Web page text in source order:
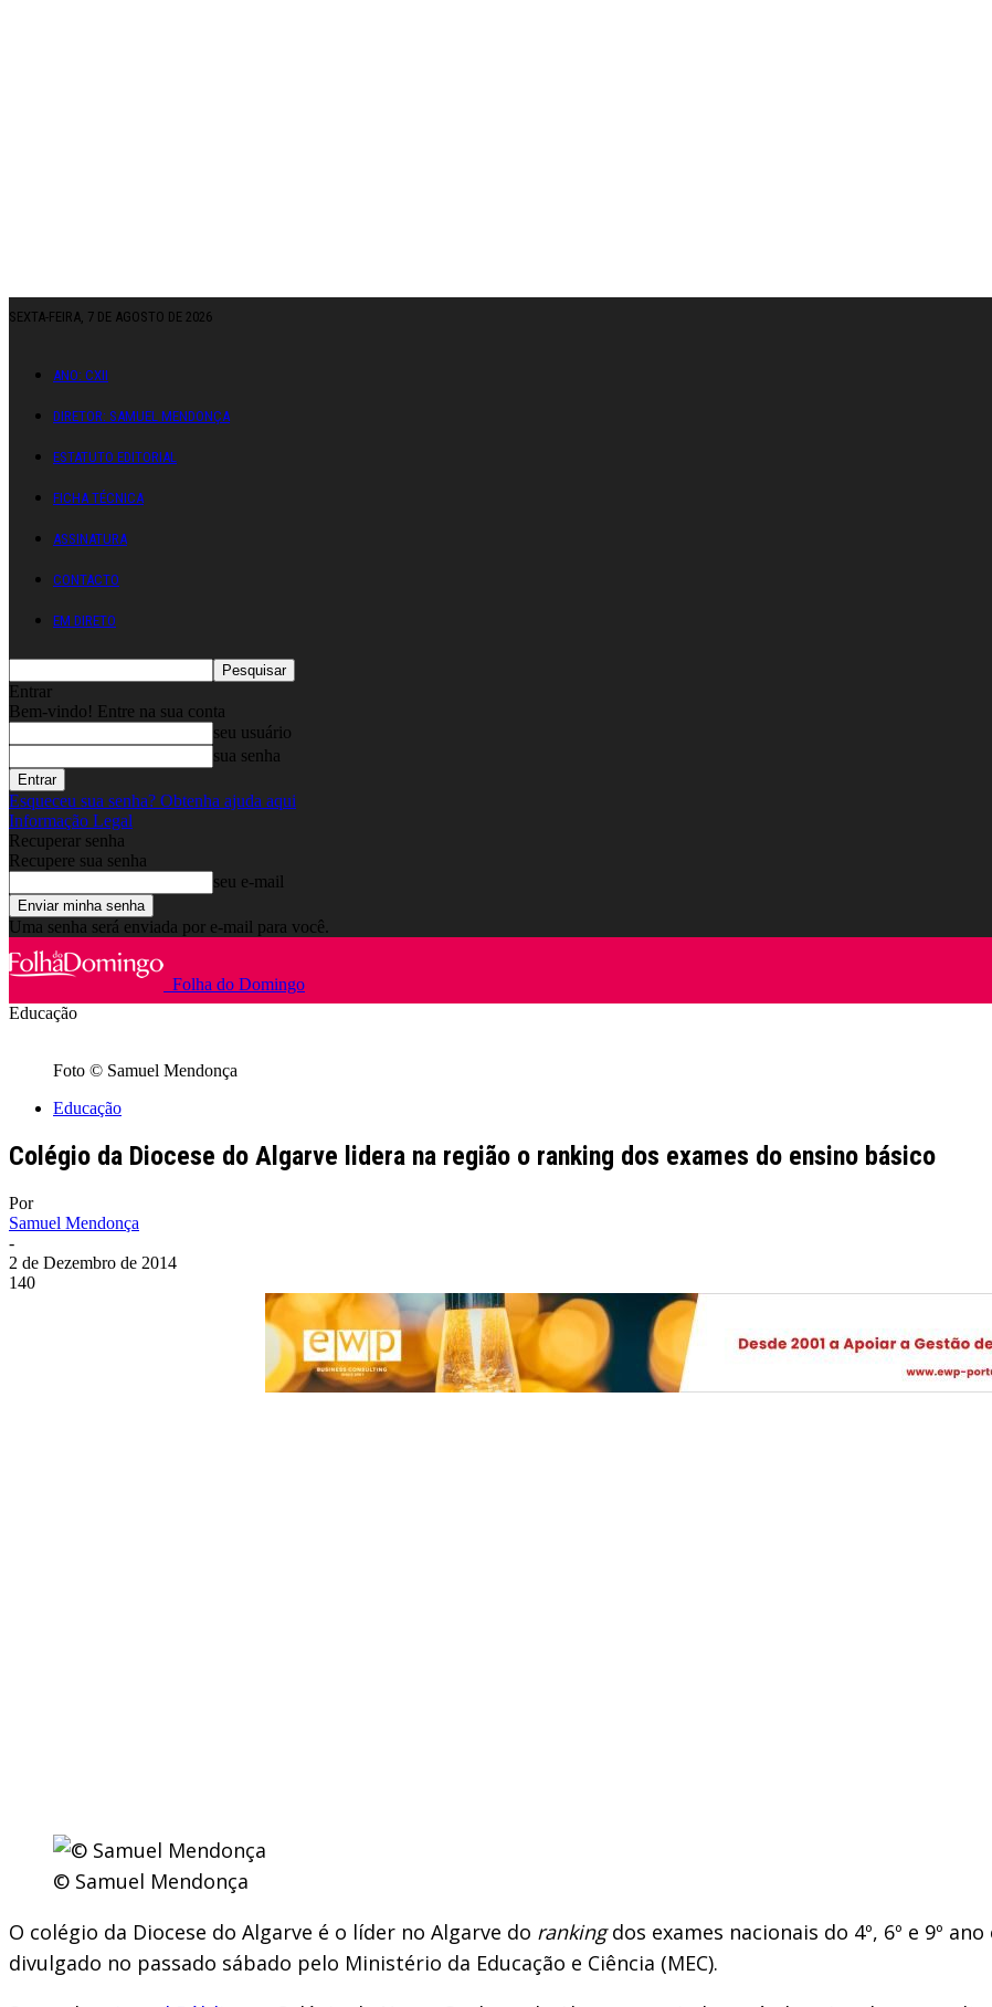
SEXTA-FEIRA, 7 DE AGOSTO DE 2026
ANO: CXII
DIRETOR: SAMUEL MENDONÇA
ESTATUTO EDITORIAL
FICHA TÉCNICA
ASSINATURA
CONTACTO
EM DIRETO
Entrar
Bem-vindo! Entre na sua conta
seu usuário
sua senha
Esqueceu sua senha? Obtenha ajuda aqui
Informação Legal
Recuperar senha
Recupere sua senha
seu e-mail
Uma senha será enviada por e-mail para você.
Folha do Domingo
Educação
Foto © Samuel Mendonça
Educação
Colégio da Diocese do Algarve lidera na região o ranking dos exames do ensino básico
Por
Samuel Mendonça
-
2 de Dezembro de 2014
140
© Samuel Mendonça
O colégio da Diocese do Algarve é o líder no Algarve do rankingdos exames nacionais do 4º, 6º e 9º
divulgado no passado sábado pelo Ministério da Educação e Ciência (MEC).